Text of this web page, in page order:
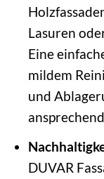
Lasuren
Eine
mildem
und
DUVAR